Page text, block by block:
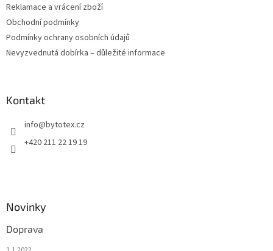
Reklamace a vrácení zboží
Obchodní podmínky
Podmínky ochrany osobních údajů
Nevyzvednutá dobírka – důležité informace
Kontakt
info@bytotex.cz
+420 211 22 19 19
Novinky
Doprava